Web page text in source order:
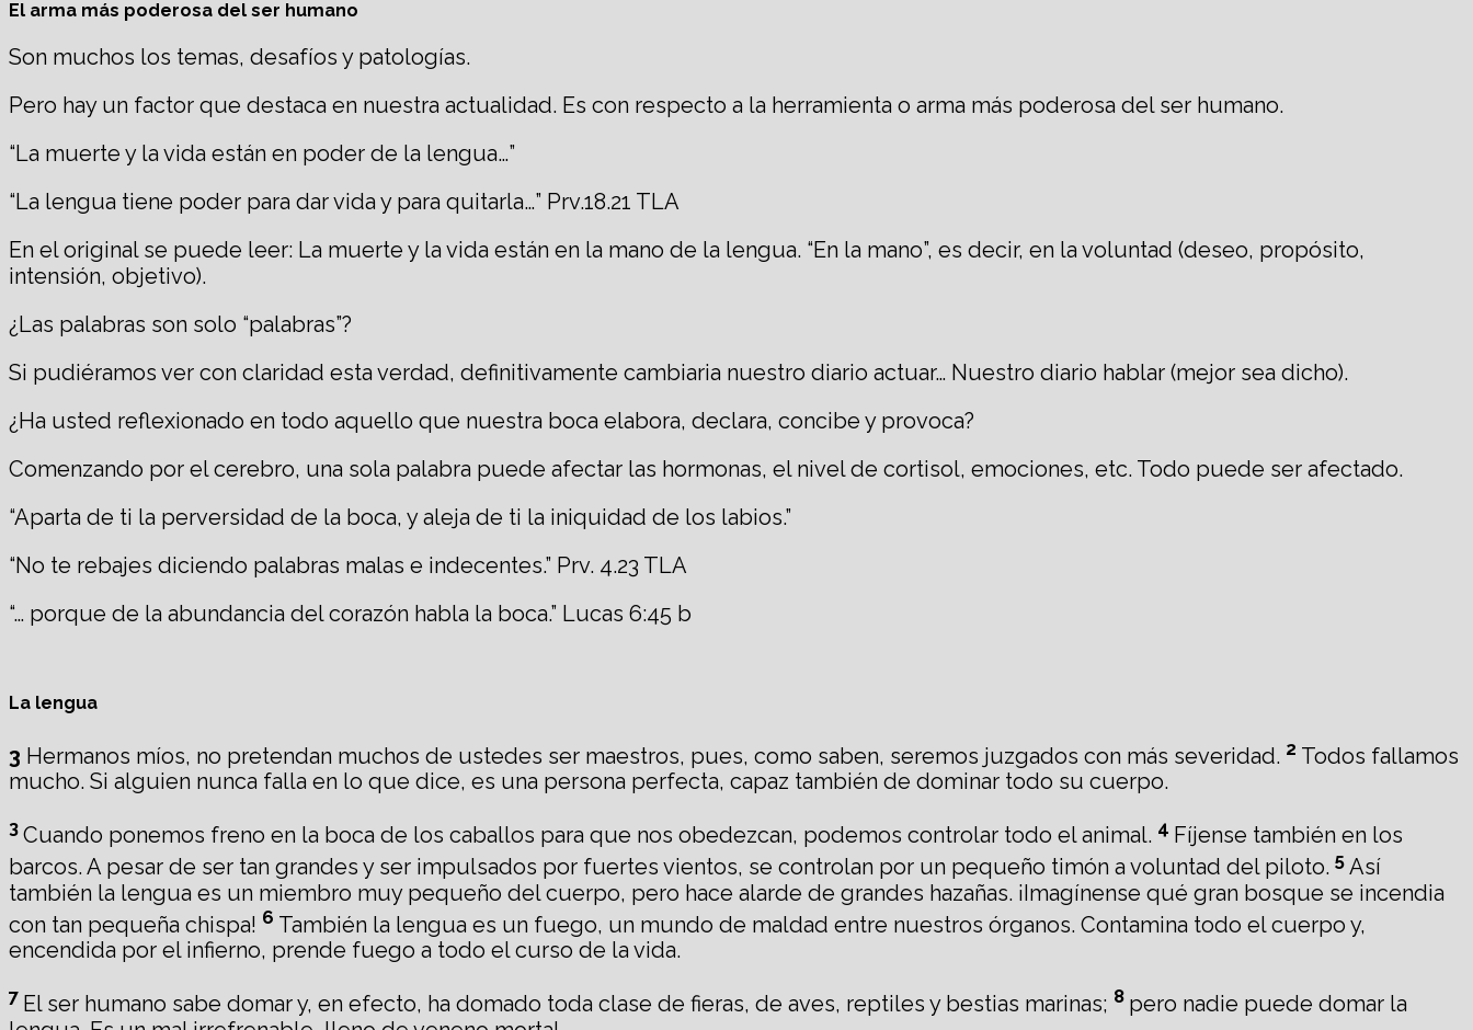
El arma más poderosa del ser humano
Son muchos los temas, desafíos y patologías.
Pero hay un factor que destaca en nuestra actualidad. Es con respecto a la herramienta o arma más poderosa del ser humano.
“La muerte y la vida están en poder de la lengua…”
“La lengua tiene poder para dar vida y para quitarla…” Prv.18.21 TLA
En el original se puede leer: La muerte y la vida están en la mano de la lengua. “En la mano”, es decir, en la voluntad (deseo, propósito,
intensión, objetivo).
¿Las palabras son solo “palabras”?
Si pudiéramos ver con claridad esta verdad, definitivamente cambiaria nuestro diario actuar… Nuestro diario hablar (mejor sea dicho).
¿Ha usted reflexionado en todo aquello que nuestra boca elabora, declara, concibe y provoca?
Comenzando por el cerebro, una sola palabra puede afectar las hormonas, el nivel de cortisol, emociones, etc. Todo puede ser afectado.
“Aparta de ti la perversidad de la boca, y aleja de ti la iniquidad de los labios.”
“No te rebajes diciendo palabras malas e indecentes.” Prv. 4.23 TLA
“… porque de la abundancia del corazón habla la boca.” Lucas 6:45 b
La lengua
3 Hermanos míos, no pretendan muchos de ustedes ser maestros, pues, como saben, seremos juzgados con más severidad. 2 Todos fallamos
mucho. Si alguien nunca falla en lo que dice, es una persona perfecta, capaz también de dominar todo su cuerpo.
3 Cuando ponemos freno en la boca de los caballos para que nos obedezcan, podemos controlar todo el animal. 4 Fíjense también en los
barcos. A pesar de ser tan grandes y ser impulsados por fuertes vientos, se controlan por un pequeño timón a voluntad del piloto. 5 Así
también la lengua es un miembro muy pequeño del cuerpo, pero hace alarde de grandes hazañas. ¡Imagínense qué gran bosque se incendia
con tan pequeña chispa! 6 También la lengua es un fuego, un mundo de maldad entre nuestros órganos. Contamina todo el cuerpo y,
encendida por el infierno, prende fuego a todo el curso de la vida.
7 El ser humano sabe domar y, en efecto, ha domado toda clase de fieras, de aves, reptiles y bestias marinas; 8 pero nadie puede domar la